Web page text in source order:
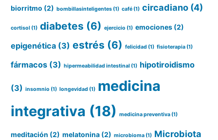
biorritmo (2) bombillasinteligentes (1) café (1) circadiano (4)
cortisol (1) diabetes (6) ejercicio (1) emociones (2)
epigenética (3) estrés (6) felicidad (1) fisioterapia (1)
fármacos (3) hipermeabilidad intestinal (1) hipotiroidismo
(3) insomnio (1) longevidad (1) medicina
integrativa (18) medicina preventiva (1)
meditación (2) melatonina (2) microbioma (1) Microbiota